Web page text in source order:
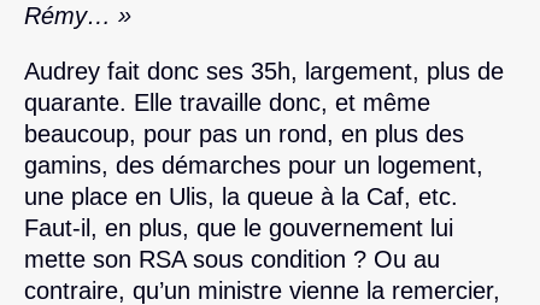
Rémy… »
Audrey fait donc ses 35h, largement, plus de
quarante. Elle travaille donc, et même
beaucoup, pour pas un rond, en plus des
gamins, des démarches pour un logement,
une place en Ulis, la queue à la Caf, etc.
Faut-il, en plus, que le gouvernement lui
mette son RSA sous condition ? Ou au
contraire, qu’un ministre vienne la remercier,